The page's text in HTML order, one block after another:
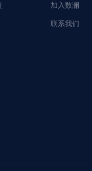
加入数澜
联系我们